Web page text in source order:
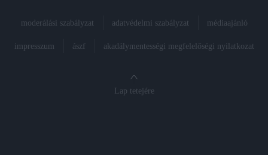
moderálási szabályzat adatvédelmi szabályzat médiaajánló
impresszum ászf akadálymentességi megfelelőségi nyilatkozat
Lap tetejére